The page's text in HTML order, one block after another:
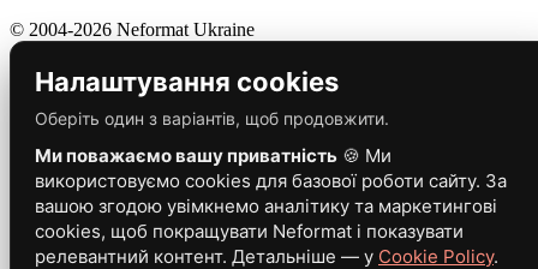
© 2004-2026 Neformat Ukraine
Налаштування cookies
Оберіть один з варіантів, щоб продовжити.
Ми поважаємо вашу приватність 🍪 Ми
використовуємо cookies для базової роботи сайту. За
вашою згодою увімкнемо аналітику та маркетингові
cookies, щоб покращувати Neformat і показувати
релевантний контент. Детальніше — у Cookie Policy.